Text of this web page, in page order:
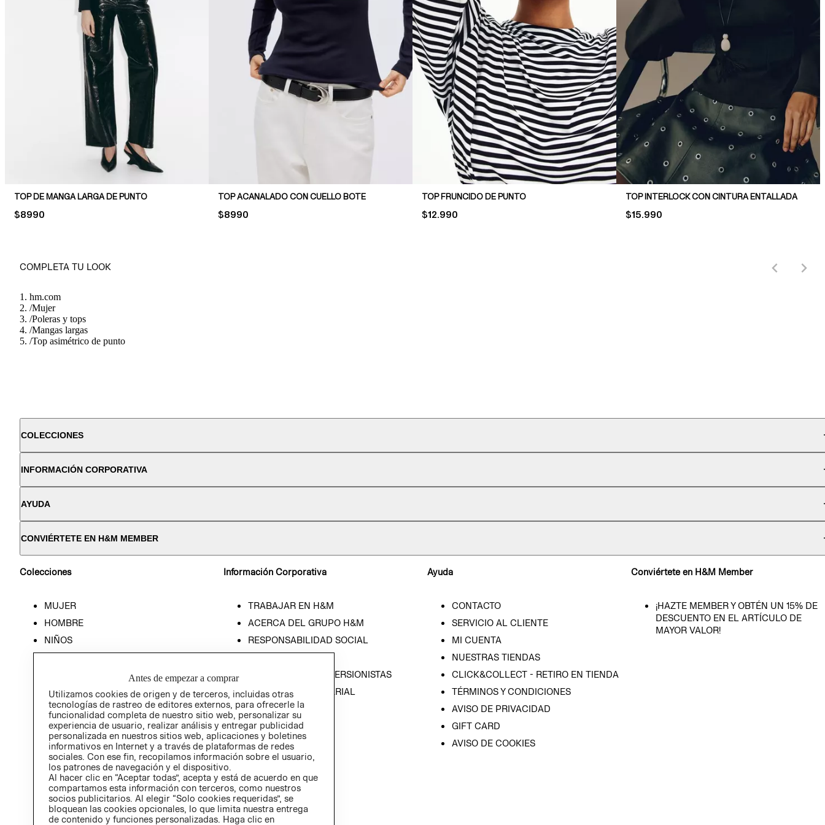
TOP DE MANGA LARGA DE PUNTO
PRICE:
$8990
TOP ACANALADO CON CUELLO BOTE
PRICE:
$8990
TOP FRUNCIDO DE PUNTO
PRICE:
$12.990
TOP INTERLOCK CON CINTURA ENTALLADA
PRICE:
$15.990
COMPLETA TU LOOK
hm.com
/Mujer
/Poleras y tops
/Mangas largas
/Top asimétrico de punto
COLECCIONES
INFORMACIÓN CORPORATIVA
AYUDA
CONVIÉRTETE EN H&M MEMBER
Colecciones
MUJER
HOMBRE
NIÑOS
Información Corporativa
TRABAJAR EN H&M
ACERCA DEL GRUPO H&M
RESPONSABILIDAD SOCIAL
RELACIÓN CON INVERSIONISTAS
POLÍTICA EMPRESARIAL
Ayuda
CONTACTO
SERVICIO AL CLIENTE
MI CUENTA
NUESTRAS TIENDAS
CLICK&COLLECT - RETIRO EN TIENDA
TÉRMINOS Y CONDICIONES
AVISO DE PRIVACIDAD
GIFT CARD
AVISO DE COOKIES
Conviértete en H&M Member
¡HAZTE MEMBER Y OBTÉN UN 15% DE
DESCUENTO EN EL ARTÍCULO DE
MAYOR VALOR!
Antes de empezar a comprar
Utilizamos cookies de origen y de terceros, incluidas otras
tecnologías de rastreo de editores externos, para ofrecerle la
funcionalidad completa de nuestro sitio web, personalizar su
experiencia de usuario, realizar análisis y entregar publicidad
personalizada en nuestros sitios web, aplicaciones y boletines
informativos en Internet y a través de plataformas de redes
sociales. Con ese fin, recopilamos información sobre el usuario,
los patrones de navegación y el dispositivo.
Al hacer clic en “Aceptar todas”, acepta y está de acuerdo en que
compartamos esta información con terceros, como nuestros
socios publicitarios. Al elegir “Solo cookies requeridas”, se
bloquean las cookies opcionales, lo que limita nuestra entrega
de contenido y funciones personalizadas. Haga clic en